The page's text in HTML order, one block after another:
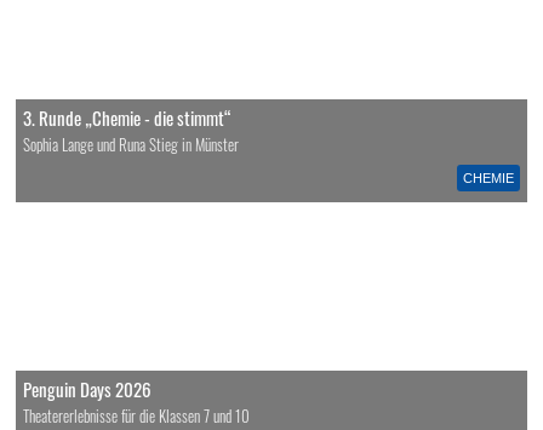
CHEMIE
3. Runde „Chemie - die stimmt“
Sophia Lange und Runa Stieg in Münster
Penguin Days 2026
Theatererlebnisse für die Klassen 7 und 10